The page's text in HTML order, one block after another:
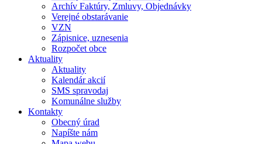
Archív Faktúry, Zmluvy, Objednávky
Verejné obstarávanie
VZN
Zápisnice, uznesenia
Rozpočet obce
Aktuality
Aktuality
Kalendár akcií
SMS spravodaj
Komunálne služby
Kontakty
Obecný úrad
Napíšte nám